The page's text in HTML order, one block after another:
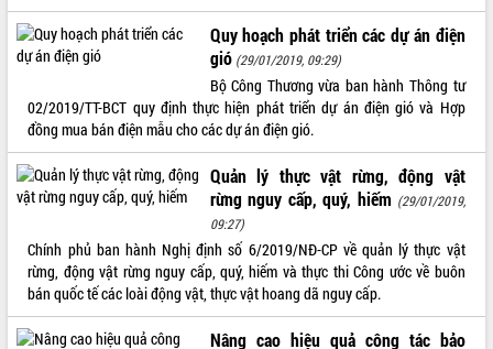
LIÊN KẾT WEB
THỐNG KÊ TRUY CẬP
Hôm nay: 5666
Tất cả: 66050989
Quy hoạch phát triển các dự án điện
gió (29/01/2019, 09:29)
Bộ Công Thương vừa ban hành Thông tư
02/2019/TT-BCT quy định thực hiện phát triển dự án điện gió và Hợp
đồng mua bán điện mẫu cho các dự án điện gió.
Quản lý thực vật rừng, động vật
rừng nguy cấp, quý, hiếm (29/01/2019,
09:27)
Chính phủ ban hành Nghị định số 6/2019/NĐ-CP về quản lý thực vật
rừng, động vật rừng nguy cấp, quý, hiếm và thực thi Công ước về buôn
bán quốc tế các loài động vật, thực vật hoang dã nguy cấp.
Nâng cao hiệu quả công tác bảo